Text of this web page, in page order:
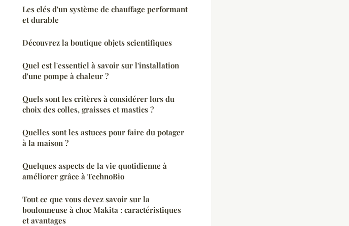
Les clés d'un système de chauffage performant
et durable
Découvrez la boutique objets scientifiques
Quel est l'essentiel à savoir sur l'installation
d'une pompe à chaleur ?
Quels sont les critères à considérer lors du
choix des colles, graisses et mastics ?
Quelles sont les astuces pour faire du potager
à la maison ?
Quelques aspects de la vie quotidienne à
améliorer grâce à TechnoBio
Tout ce que vous devez savoir sur la
boulonneuse à choc Makita : caractéristiques
et avantages